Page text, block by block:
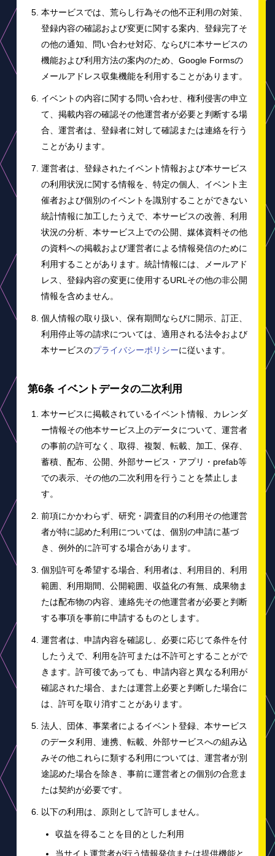
本サービスでは、荒らし行為その他不正利用の対策、
登録内容の確認および変更に関する案内、登録完了そ
の他の通知、問い合わせ対応、ならびに本サービスの
機能および利用方法の案内のため、Google Formsの
メールアドレス収集機能を利用することがあります。
イベントの内容に関する問い合わせ、権利侵害の申立
て、掲載内容の確認その他運営者が必要と判断する場
合、運営者は、登録者に対して確認または連絡を行う
ことがあります。
運営者は、登録されたイベント情報および本サービス
の利用状況に関する情報を、特定の個人、イベント主
催者および個別のイベントを識別することができない
統計情報に加工したうえで、本サービスの改善、利用
状況の分析、本サービス上での公開、媒体資料その他
の資料への掲載および運営者による情報発信のために
利用することがあります。統計情報には、メールアド
レス、登録内容の変更に使用するURLその他の非公開
情報を含めません。
個人情報の取り扱い、保有期間ならびに開示、訂正、
利用停止等の請求については、適用される法令および
本サービスのプライバシーポリシーに従います。
第6条 イベントデータの二次利用
本サービスに掲載されているイベント情報、カレンダ
ー情報その他本サービス上のデータについて、運営者
の事前の許可なく、取得、複製、転載、加工、保存、
蓄積、配布、公開、外部サービス・アプリ・prefab等
での表示、その他の二次利用を行うことを禁止しま
す。
前項にかかわらず、研究・調査目的の利用その他運営
者が特に認めた利用については、個別の申請に基づ
き、例外的に許可する場合があります。
個別許可を希望する場合、利用者は、利用目的、利用
範囲、利用期間、公開範囲、収益化の有無、成果物ま
たは配布物の内容、連絡先その他運営者が必要と判断
する事項を事前に申請するものとします。
運営者は、申請内容を確認し、必要に応じて条件を付
したうえで、利用を許可または不許可とすることがで
きます。許可後であっても、申請内容と異なる利用が
確認された場合、または運営上必要と判断した場合に
は、許可を取り消すことがあります。
法人、団体、事業者によるイベント登録、本サービス
のデータ利用、連携、転載、外部サービスへの組み込
みその他これらに類する利用については、運営者が別
途認めた場合を除き、事前に運営者との個別の合意ま
たは契約が必要です。
以下の利用は、原則として許可しません。
収益を得ることを目的とした利用
当サイト運営者が行う情報発信または提供機能と